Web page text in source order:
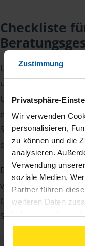
Zustimmung
Privatsphäre-
Wir verwenden
personalisieren,
zu können und die
analysieren.
Verwendung
soziale Medien,
Partner führen
weiteren Daten
gesammelt haben.
können Sie der
Checkliste
Um Ihre
unsere Beraterinnen
Unterlagen von
elektronische
die Bescheinigung
Damit Sie sich gut
vielen Nachweise
Checkliste für
Studenten sowie